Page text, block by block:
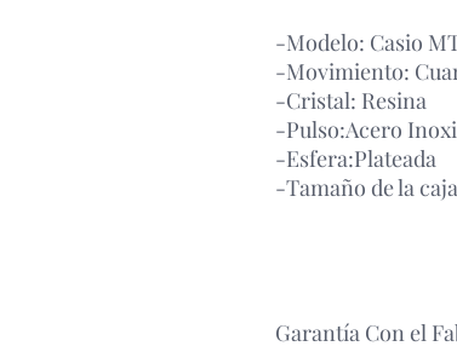
-Modelo: Casio
-Movimiento:
-Cristal: Resina
-Pulso:Acero
-Esfera:Plateada
-Tamaño de la
Garantía Con el